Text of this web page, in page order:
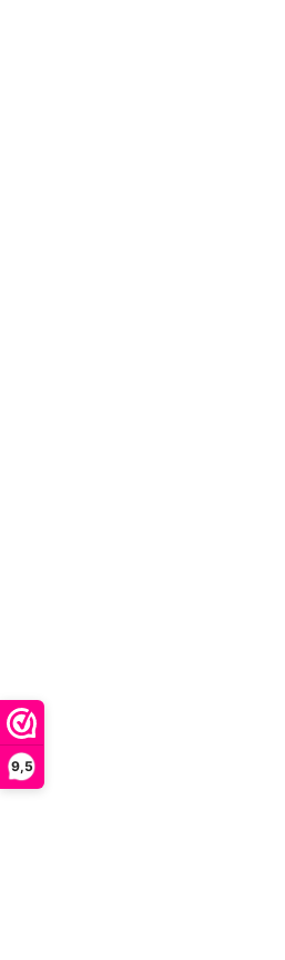
9,5